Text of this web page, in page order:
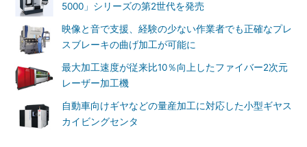
5000」シリーズの第2世代を発売
映像と音で支援、経験の少ない作業者でも正確なプレ
スブレーキの曲げ加工が可能に
最大加工速度が従来比10％向上したファイバー2次元
レーザー加工機
自動車向けギヤなどの量産加工に対応した小型ギヤス
カイビングセンタ